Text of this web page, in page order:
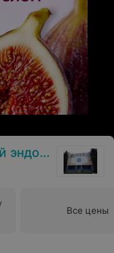
диспансер
Все цены